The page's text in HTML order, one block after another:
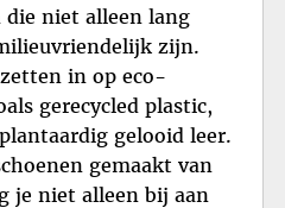
niet alleen lang
zijn.
in op eco-
gerecycled plastic,
gelooid leer.
gemaakt van
je niet alleen bij aan